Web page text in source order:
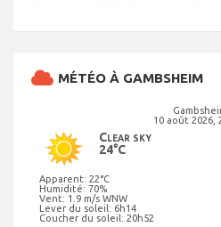
MÉTÉO À GAMBSHEIM
10 août 2026,
Clear sky
24°C
Apparent: 22°C
Humidité: 70%
Vent: 1.9 m/s WNW
Lever du soleil: 6h14
Coucher du soleil: 20h52